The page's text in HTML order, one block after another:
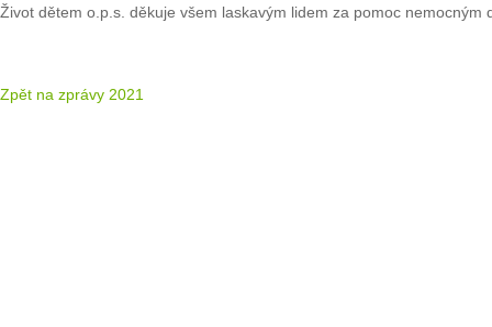
Život dětem o.p.s. děkuje všem laskavým lidem za pomoc
Zpět na zprávy 2021